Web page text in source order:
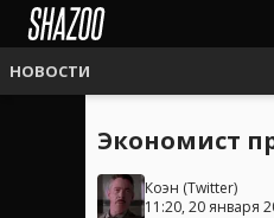
НОВОСТИ
Экономист
Коэн (Twitter)
11:20, 20 января